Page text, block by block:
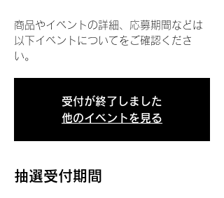
商品やイベントの詳細、応募期間などは
以下イベントについてをご確認くださ
い。
受付が終了しました
他のイベントを見る
抽選受付期間